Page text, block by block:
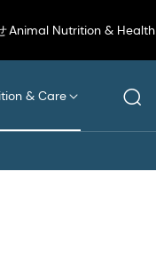
Animal Nutrition & Health
& Care